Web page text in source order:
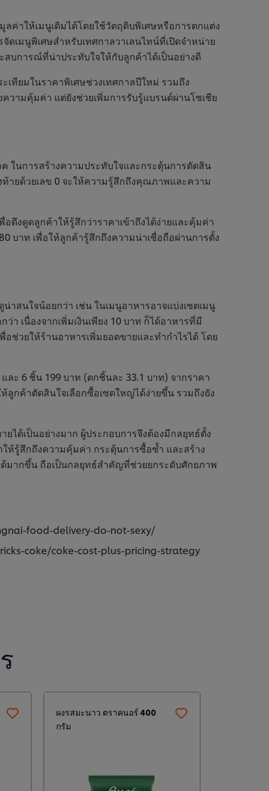
ค่าให้เมนูเดิมได้โดยใช้วัตถุดิบพิเศษหรือการตกแต่ง
เมนูพิเศษสำหรับเทศกาลวาเลนไทน์ที่เปิดจำหน่าย
สบการณ์ที่น่าประทับใจให้กับลูกค้าได้เป็นอย่างดี
ทียมในราคาพิเศษช่วงเทศกาลปีใหม่ รวมถึง
วามคุ้มค่า แต่ยังช่วยเพิ่มการรับรู้แบรนด์ผ่านโซเชีย
ในการสร้างความประทับใจและกระตุ้นการตัดสิน
ายด้วยเลข 0 จะให้ความรู้สึกถึงคุณภาพและความ
ดึงดูดลูกค้าให้รู้สึกว่าราคาเข้าถึงได้ง่ายและคุ้มค่า
บาท เพื่อให้ลูกค้ารู้สึกถึงความน่าเชื่อถือผ่านการตั้ง
าสนใจน้อยกว่า เช่น ในเมนูอาหารอาจแบ่งเซตเมนู
า เนื่องจากเพิ่มเงินเพียง 10 บาท ก็ได้อาหารที่มี
ช่วยให้ร้านอาหารเพิ่มยอดขายและทำกำไรได้ โดย
ะ 6 ชิ้น 199 บาท (ตกชิ้นละ 33.1 บาท) จากราคา
กค้าตัดสินใจเลือกซื้อเซตใหญ่ได้ง่ายขึ้น รวมถึงยัง
ด้เป็นอย่างมาก ผู้ประกอบการจึงต้องมีกลยุทธ์ตั้ง
ห้รู้สึกถึงความคุ้มค่า กระตุ้นการซื้อซ้ำ และสร้าง
ด้มากขึ้น ถือเป็นกลยุทธ์สำคัญที่ช่วยยกระดับศักยภาพ
food-delivery-do-not-sexy/
coke/coke-cost-plus-pricing-strategy
ผงรสมะนาว ตราคนอร์ 400
กรัม